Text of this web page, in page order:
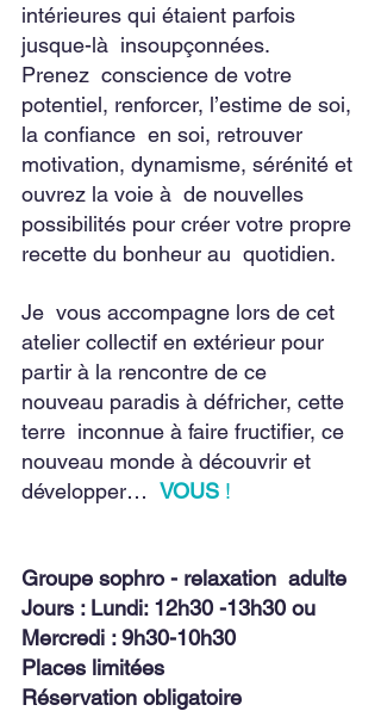
intérieures qui étaient parfois
jusque-là  insoupçonnées.
Prenez  conscience de votre
potentiel, renforcer, l’estime de soi,
la confiance  en soi, retrouver
motivation, dynamisme, sérénité et
ouvrez la voie à  de nouvelles
possibilités pour créer votre propre
recette du bonheur au  quotidien.
Je  vous accompagne lors de cet
atelier collectif en extérieur pour
partir à la rencontre de ce
nouveau paradis à défricher, cette
terre  inconnue à faire fructifier, ce
nouveau monde à découvrir et
développer… VOUS !
Groupe sophro - relaxation  adulte
Jours : Lundi: 12h30 -13h30 ou
Mercredi : 9h30-10h30
Places limitées
Réservation obligatoire